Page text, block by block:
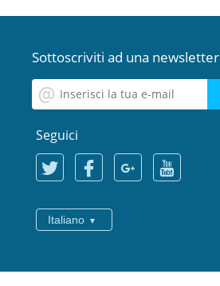
Sottoscriviti ad una newsletter
Seguici
Italiano